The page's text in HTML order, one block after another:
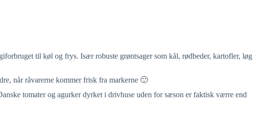
til køl og frys. Især robuste grøntsager som kål, rødbeder, kartofler, løg
når råvarerne kommer frisk fra markerne 🙂
tomater og agurker dyrket i drivhuse uden for sæson er faktisk værre end